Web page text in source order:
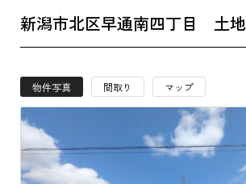
新潟市北区早通南四丁目 土地
物件写真 間取り マップ